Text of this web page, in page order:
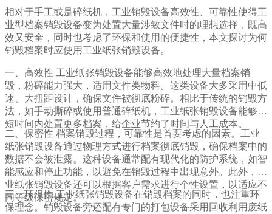
相对于手工或是碎纸机，工业销毁设备高效性、可靠性使得工
业型档案销毁设备变为处置大量涉敏文件时的理想选择，既高
效又安全，同时也考虑了环保和使用的便捷性，本文探讨为何
销毁档案时应使用工业纸张销毁设备。
一、高效性 工业纸张销毁设备能够高效地处理大量档案销
毁，粉碎能力强大，适用文件类物料。这类设备大多采用中低
速、大扭距设计，确保文件被彻底粉碎。相比于传统的销毁方
法，如手动撕碎或使用普通碎纸机，工业纸张销毁设备能够在
短时间内处置更多档案，给企业节约了时间与人工成本。
二、保密性 档案销毁过程，可靠性是首要考虑的因素。工业
纸张销毁设备通过物理方式进行档案彻底销毁，确保档案中的
数据不会被泄露。这种设备通常配有现代化的防护系统，如智
能感应和停止功能，以避免在销毁过程中出现意外。此外，工
业纸张销毁设备还可以根据客户需求进行个性设置，以适应不
同等级保密规定。
三、环保性 工业纸张销毁设备在销毁档案的同时，也注重环
保理念。销毁设备旁还配有专门的打包设备采用回收利用废纸